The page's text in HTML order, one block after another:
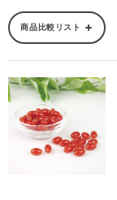
商品比較リスト